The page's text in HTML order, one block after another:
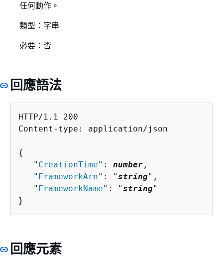
任何動作。
類型：字串
必要：否
回應語法
HTTP/1.1 200
Content-type: application/json
{
   "
CreationTime": number ,
   "
FrameworkArn": "string",
   "
FrameworkName": "string"
}
回應元素